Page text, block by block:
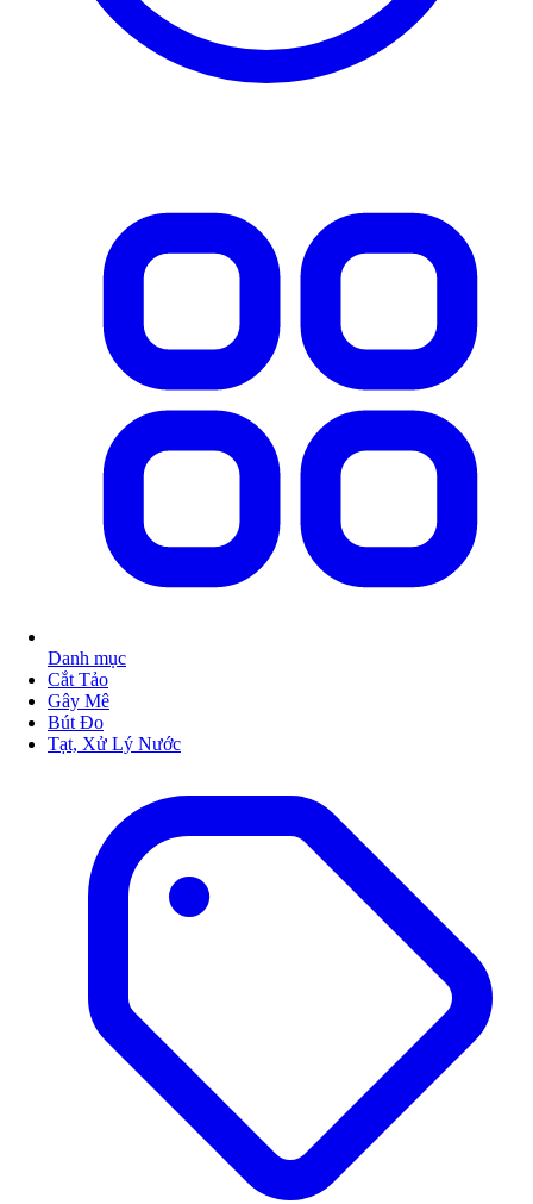
Danh mục
Cắt Tảo
Gây Mê
Bút Đo
Tạt, Xử Lý Nước